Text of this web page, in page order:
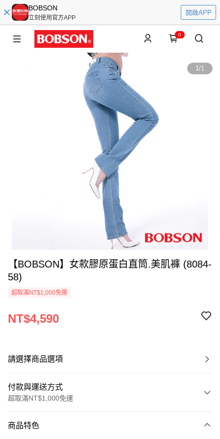
BOBSON
立刻使用官方APP
開啟APP
0
1/1
【BOBSON】女款膠原蛋白直筒.美肌褲 (8084-
58)
超取滿NT$1,000免運
NT$4,590
請選擇商品選項
付款與運送方式
超取滿NT$1,000免運
信用卡一次付款
商品特色